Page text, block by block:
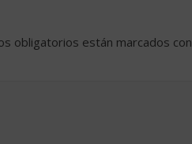
obligatorios están marcados con